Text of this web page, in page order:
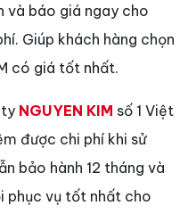
và báo giá ngay cho
Giúp khách hàng chọn
có giá tốt nhất.
NGUYEN KIM số 1 Việt
được chi phí khi sử
bảo hành 12 tháng và
phục vụ tốt nhất cho